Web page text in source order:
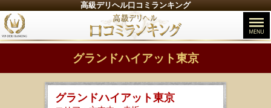
高級デリヘル口コミランキング
グランドハイアット東京
グランドハイアット東京